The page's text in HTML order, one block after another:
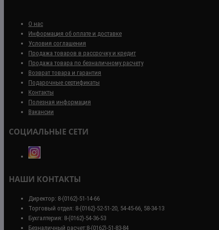
О нас
Информация об оплате и доставке
Условия соглашения
Продажа товаров в рассрочку и кредит
Продажа товара по безналичному расчету
Возврат товара и гарантия
Подарочные сертификаты
Контакты
Полезная информация
Вакансии
СОЦИАЛЬНЫЕ СЕТИ
НАШИ КОНТАКТЫ
Директор: 8-(0162)-51-14-66
Торговый отдел: 8-(0162)-52-51-20, 54-45-66, 58-34-13
Бухгалтерия: 8-(0162)-54-36-53
Безналичный расчет:8-(0162)-51-83-84